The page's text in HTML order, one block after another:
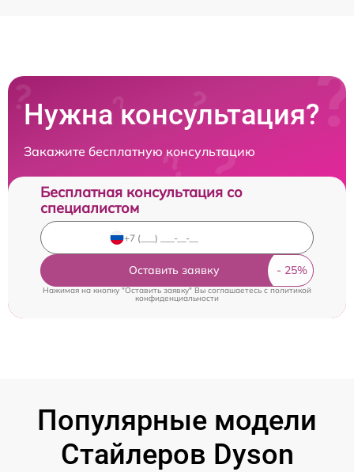
Нужна консультация?
Закажите бесплатную консультацию
Бесплатная консультация со
специалистом
Оставить заявку
Нажимая на кнопку "Оставить заявку" Вы соглашаетесь cполитикой
конфиденциальности
Популярные модели
Стайлеров Dyson